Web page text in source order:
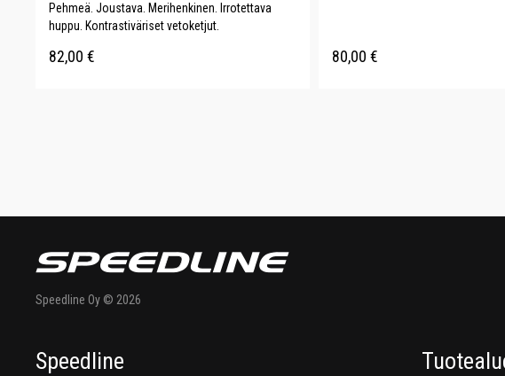
Pehmeä. Joustava. Merihenkinen. Irrotettava
huppu. Kontrastiväriset vetoketjut.
82,00 € 80,00 €
Speedline Oy © 2026
Speedline